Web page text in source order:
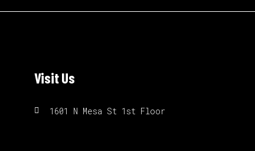
Visit Us
1601 N Mesa St 1st Floor